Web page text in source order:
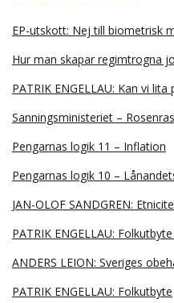
EP-utskott: Nej till biometrisk
Hur man skapar regimtrogna
PATRIK ENGELLAU: Kan vi
Sanningsministeriet –
Pengarnas logik 11 – Inflation
Pengarnas logik 10 –
JAN-OLOF SANDGREN:
PATRIK ENGELLAU:
ANDERS LEION: Sveriges
PATRIK ENGELLAU: Folkutbyte